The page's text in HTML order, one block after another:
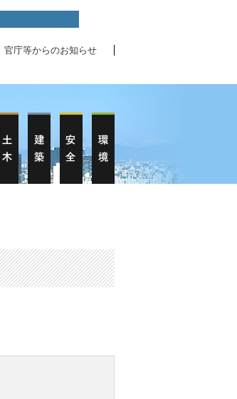
官庁等からのお知らせ